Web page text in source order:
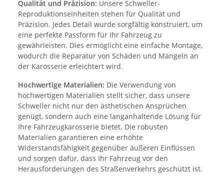
Qualität und Präzision: Unsere Schweller-
Reproduktionseinheiten stehen für Qualität und
Präzision. Jedes Detail wurde sorgfältig konstruiert, um
eine perfekte Passform für Ihr Fahrzeug zu
gewährleisten. Dies ermöglicht eine einfache Montage,
wodurch die Reparatur von Schäden und Mängeln an
der Karosserie erleichtert wird.
Hochwertige Materialien: Die Verwendung von
hochwertigen Materialien stellt sicher, dass unsere
Schweller nicht nur den ästhetischen Ansprüchen
genügt, sondern auch eine langanhaltende Lösung für
Ihre Fahrzeugkarosserie bietet. Die robusten
Materialien garantieren eine erhöhte
Widerstandsfähigkeit gegenüber äußeren Einflüssen
und sorgen dafür, dass Ihr Fahrzeug vor den
Herausforderungen des Straßenverkehrs geschützt ist.